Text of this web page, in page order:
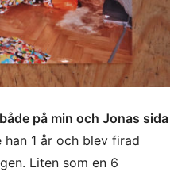
på min och Jonas sida
han 1 år och blev firad
Liten som en 6